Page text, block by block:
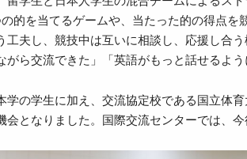
的を当てるゲームや、当たった的の得点
工夫し、競技中は互いに相談し、応援し合
がら交流できた」「英語がもっと話せるよ
学の学生に加え、交流協定校である国立体
会となりました。国際交流センターでは、